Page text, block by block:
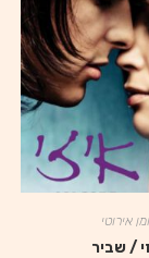
אירוטי
/ שביר